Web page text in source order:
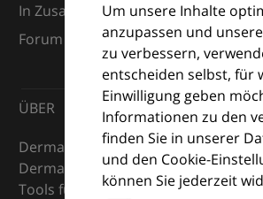
Um unsere Inhalte
anzupassen und
zu verbessern,
entscheiden selbst, für
Einwilligung geben
Informationen zu den
finden Sie in unserer
und den Cookie-
können Sie jederzeit
In Zusammenarbeit mit dem
Forum (EDF) und Euroderm
ÜBER
DermaCompass ist Ihr digitaler
Dermatologie – mit Wissen, Bildern
Tools für den klinischen Alltag.